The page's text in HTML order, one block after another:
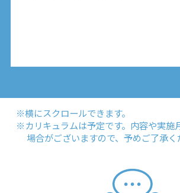
※横にスクロールできます。
※カリキュラムは予定です。内容や実施
場合がございますので、予めご了承く